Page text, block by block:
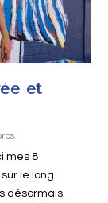
et
mes 8
le long
désormais.